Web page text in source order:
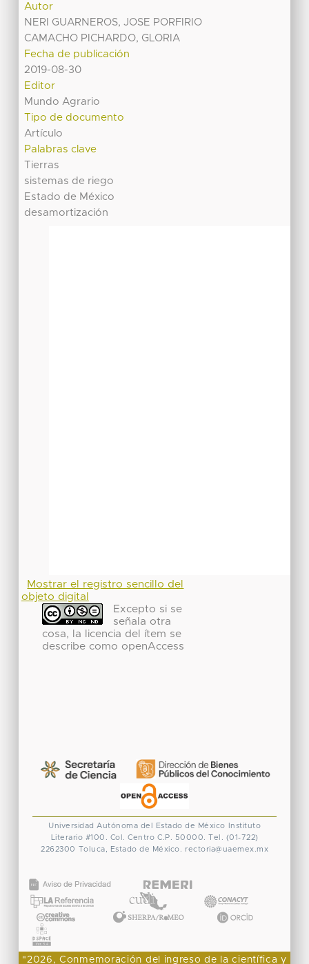
Autor
NERI GUARNEROS, JOSE PORFIRIO
CAMACHO PICHARDO, GLORIA
Fecha de publicación
2019-08-30
Editor
Mundo Agrario
Tipo de documento
Artículo
Palabras clave
Tierras
sistemas de riego
Estado de México
desamortización
Mostrar el registro sencillo del
objeto digital
Excepto si se
señala otra
cosa, la licencia del ítem se
describe como openAccess
Universidad Autónoma del Estado de México
Instituto
Literario #100. Col. Centro C.P. 50000. Tel. (01-722)
2262300 Toluca, Estado de México. rectoria@uaemex.mx
"2026, Conmemoración del ingreso de la científica y